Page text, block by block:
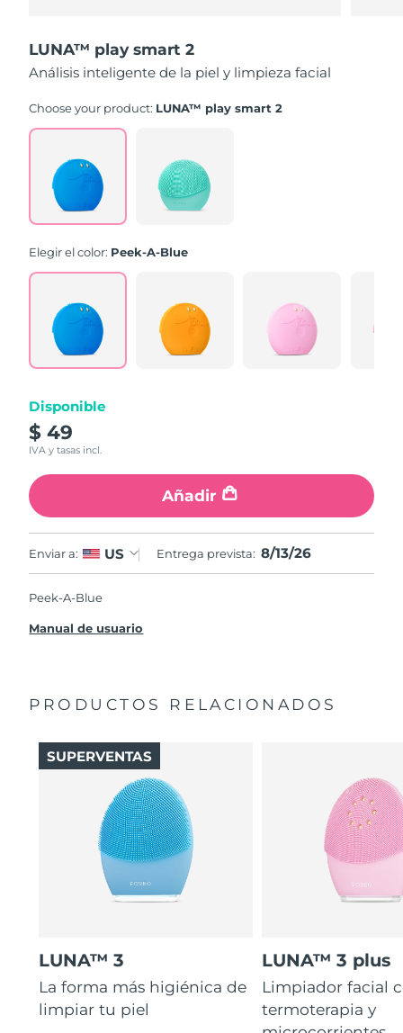
LUNA™ play smart 2
Análisis inteligente de la piel y limpieza facial
Choose your product: LUNA™ play smart 2
Elegir el color: Peek-A-Blue
Disponible
$ 49
IVA y tasas incl.
Añadir
Enviar a: US Entrega prevista: 8/13/26
Peek-A-Blue
Manual de usuario
PRODUCTOS RELACIONADOS
LUNA™ 3
La forma más higiénica de
limpiar tu piel
SUPERVENTAS
LUNA™ 3 plus
Limpiador facial
termoterapia y